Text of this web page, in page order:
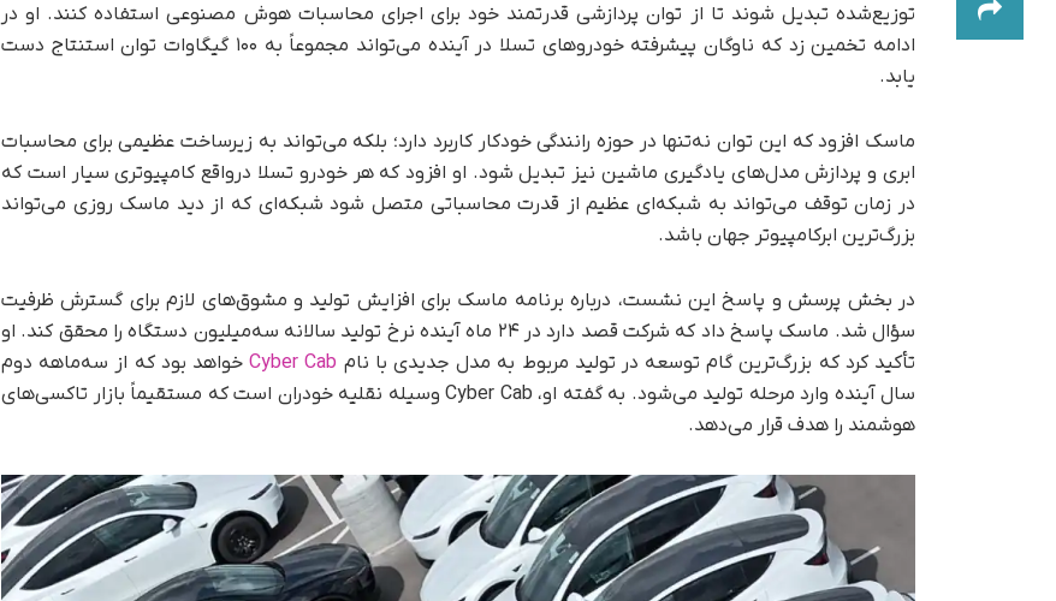
توزیع‌شده تبدیل شوند تا از توان پردازشی قدرتمند خود برای اجرای محاسبات هوش مصنوعی استفاده کنند. او در
ادامه تخمین زد که ناوگان پیشرفته خودروهای تسلا در آینده می‌تواند مجموعاً به ۱۰۰ گیگاوات توان استنتاج دست
یابد.
ماسک افزود که این توان نه‌تنها در حوزه رانندگی خودکار کاربرد دارد؛ بلکه می‌تواند به زیرساخت عظیمی برای محاسبات
ابری و پردازش مدل‌های یادگیری ماشین نیز تبدیل شود. او افزود که هر خودرو تسلا درواقع کامپیوتری سیار است که
در زمان توقف می‌تواند به شبکه‌ای عظیم از قدرت محاسباتی متصل شود شبکه‌ای که از دید ماسک روزی می‌تواند
بزرگ‌ترین ابرکامپیوتر جهان باشد.
در بخش پرسش و پاسخ این نشست، درباره برنامه ماسک برای افزایش تولید و مشوق‌های لازم برای گسترش ظرفیت
سؤال شد. ماسک پاسخ داد که شرکت قصد دارد در ۲۴ ماه آینده نرخ تولید سالانه سه‌میلیون دستگاه را محقق کند. او
تأکید کرد که بزرگ‌ترین گام توسعه در تولید مربوط به مدل جدیدی با نام Cyber Cabخواهد بود که از سه‌ماهه دوم
سال آینده وارد مرحله تولید می‌شود. به گفته او، Cyber Cab وسیله نقلیه خودران است که مستقیماً بازار تاکسی‌های
هوشمند را هدف قرار می‌دهد.